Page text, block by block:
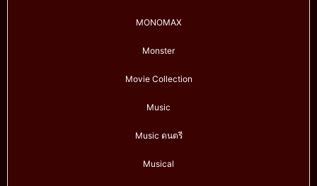
MONOMAX
Monster
Movie Collection
Music
Music ดนตรี
Musical